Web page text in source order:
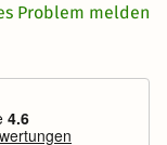
Problem melden